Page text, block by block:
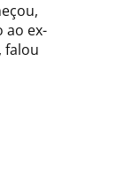
ao ex-
falou